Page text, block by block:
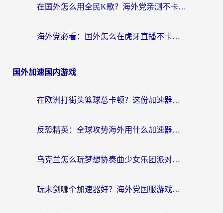
在国外怎么用全民K歌？海外党亲测不卡顿的回国加速秘籍
海外党必看：国外怎么在虎牙直播不卡顿？附腾讯视频网易云音乐解决方案
国外加速国内游戏
在欧洲打街头篮球总卡顿？这份加速器选择指南帮你解决延迟难题
反恐精英：全球攻势海外用什么加速器登录？海外党国服游戏畅玩指南
乌克兰怎么玩梦想协奏曲少女乐团派对？海外党国服游戏加速全攻略（附欧洲重生细胞荒野行动不卡技巧）
玩末剑哪个加速器好？海外党国服游戏畅玩终极指南（附3款热门游戏实测）